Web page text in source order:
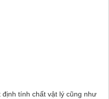
tính chất vật lý cũng như